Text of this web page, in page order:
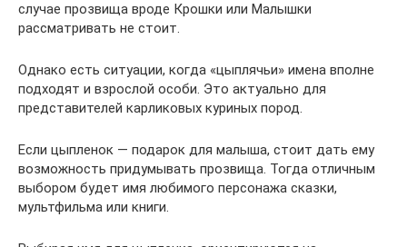
случае прозвища вроде Крошки или Малышки
рассматривать не стоит.
Однако есть ситуации, когда «цыплячьи» имена вполне
подходят и взрослой особи. Это актуально для
представителей карликовых куриных пород.
Если цыпленок — подарок для малыша, стоит дать ему
возможность придумывать прозвища. Тогда отличным
выбором будет имя любимого персонажа сказки,
мультфильма или книги.